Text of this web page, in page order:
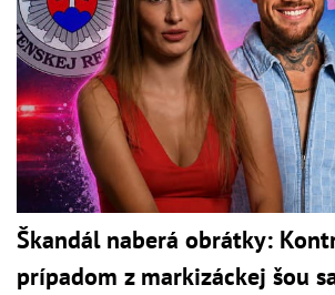
Škandál naberá obrátky:
prípadom z markizáckej šou